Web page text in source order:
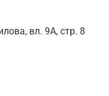
вл. 9А, стр. 8